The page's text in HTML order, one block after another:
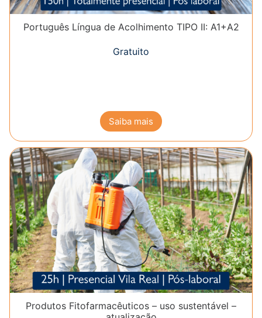
Português Língua de Acolhimento TIPO II: A1+A2
Gratuito
Saiba mais
Produtos Fitofarmacêuticos – uso sustentável –